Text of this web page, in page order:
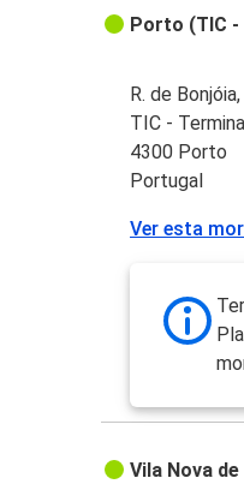
Porto (TIC -
R. de
TIC -
4300 Porto
Portugal
Ver esta
Vila Nova